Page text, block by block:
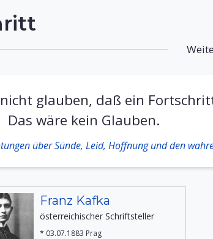
glauben, daß ein
Das wäre kein Glauben.
über Sünde, Leid, Hoffnung und den
Franz Kafka
österreichischer Schriftsteller
* 03.07.1883 Prag